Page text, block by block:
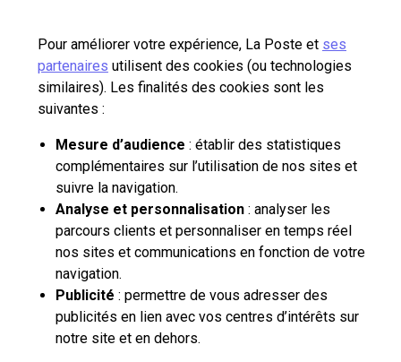
Pour améliorer votre expérience, La Poste et ses
partenaires utilisent des cookies (ou technologies
similaires). Les finalités des cookies sont les
suivantes :
Mesure d’audience : établir des statistiques
complémentaires sur l’utilisation de nos sites et
suivre la navigation.
Analyse et personnalisation : analyser les
parcours clients et personnaliser en temps réel
nos sites et communications en fonction de votre
navigation.
Publicité : permettre de vous adresser des
publicités en lien avec vos centres d’intérêts sur
notre site et en dehors.
La Poste Solutions Business est la marque B2B de La Poste, destinée aux
entreprises, collectivités et administrations publiques.
Retrouvez ici des actualités, des études de tendances, des décryptages et
innovations, des offres selon vos usages, des infos pratiques et un accès
à votre espace personnel pour gérer le développement de votre activité.
Aide et outils
Contactez-nous
pro.laposte.fr part.laposte.fr groupelaposte.com